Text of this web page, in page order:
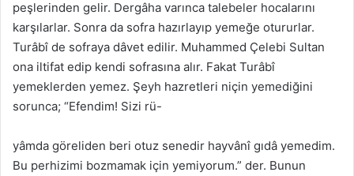
peşlerinden gelir. Dergâha varınca talebeler hocalarını
karşılarlar. Sonra da sofra hazırlayıp yemeğe otururlar.
Turâbî de sofraya dâvet edilir. Muhammed Çelebi Sultan
ona iltifat edip kendi sofrasına alır. Fakat Turâbî
yemeklerden yemez. Şeyh hazretleri niçin yemediğini
sorunca; “Efendim! Sizi rü-
yâmda göreliden beri otuz senedir hayvânî gıdâ yemedim.
Bu perhizimi bozmamak için yemiyorum.” der. Bunun